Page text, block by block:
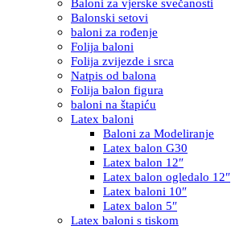
Baloni za vjerske svečanosti
Balonski setovi
baloni za rođenje
Folija baloni
Folija zvijezde i srca
Natpis od balona
Folija balon figura
baloni na štapiću
Latex baloni
Baloni za Modeliranje
Latex balon G30
Latex balon 12″
Latex balon ogledalo 12″
Latex baloni 10″
Latex balon 5″
Latex baloni s tiskom